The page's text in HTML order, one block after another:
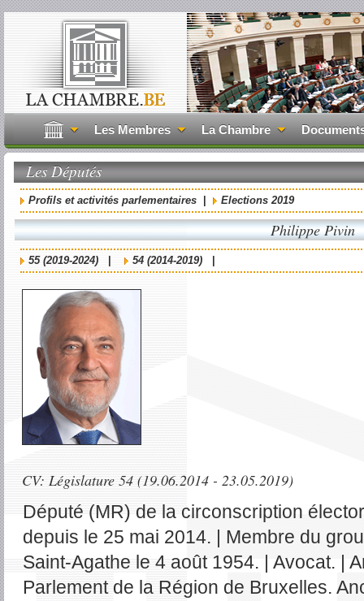
Les Membres La Chambre
Les Députés
Profils et activités parlementaires Elections 2019
Philippe Pivin
55 (2019-2024) 54 (2014-2019)
CV: Législature 54 (19.06.2014 - 23.05.2019)
Député (MR) de la circonscription
depuis le 25 mai 2014. | Membre du
Saint-Agathe le 4 août 1954. | Avocat. |
Parlement de la Région de Bruxelles.